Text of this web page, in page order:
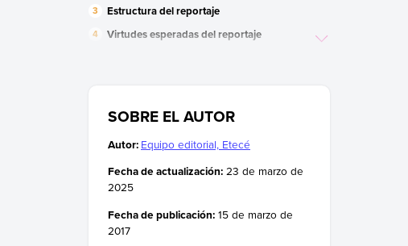
Estructura del reportaje
Virtudes esperadas del reportaje
Grandes reporteros
La importancia del reportaje
SOBRE EL AUTOR
Autor: Equipo editorial, Etecé
Fecha de actualización: 23 de marzo de
2025
Fecha de publicación: 15 de marzo de
2017